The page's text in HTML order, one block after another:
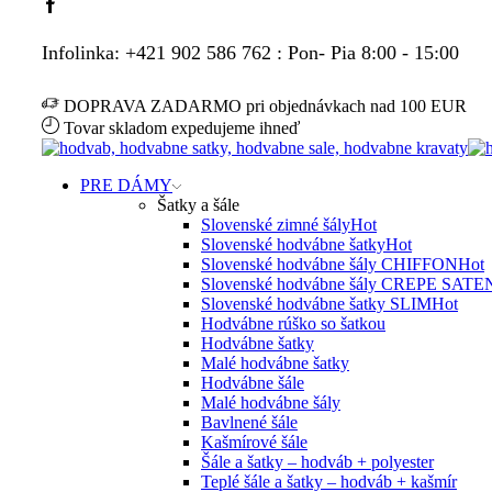
Facebook
Infolinka: +421 902 586 762 : Pon- Pia 8:00 - 15:00
DOPRAVA ZADARMO pri objednávkach nad 100 EUR
Tovar skladom expedujeme ihneď
PRE DÁMY
Šatky a šále
Slovenské zimné šályHot
Slovenské hodvábne šatkyHot
Slovenské hodvábne šály CHIFFONHot
Slovenské hodvábne šály CREPE
Slovenské hodvábne šatky SLIMHot
Hodvábne rúško so šatkou
Hodvábne šatky
Malé hodvábne šatky
Hodvábne šále
Malé hodvábne šály
Bavlnené šále
Kašmírové šále
Šále a šatky – hodváb + polyester
Teplé šále a šatky – hodváb + kašmír